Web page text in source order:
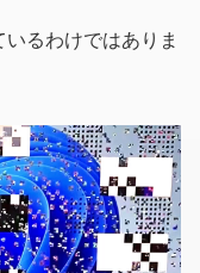
るわけではありま